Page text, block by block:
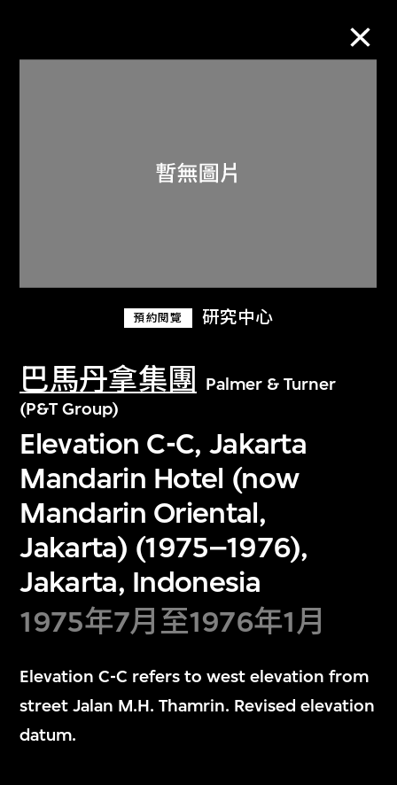
預約閱覽 研究中心
巴馬丹拿集團
Palmer & Turner
(P&T Group)
Elevation C-C, Jakarta
Mandarin Hotel (now
Mandarin Oriental,
Jakarta) (1975–1976),
Jakarta, Indonesia
1975年7月至1976年1月
Elevation C-C refers to west elevation from
street Jalan M.H. Thamrin. Revised elevation
datum.
關於M+藏品
探索世界頂級的二十及二十一世紀視覺
文化藏品。